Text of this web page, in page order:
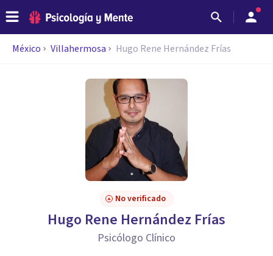
México Villahermosa Hugo Rene Hernández Frías
No verificado
Hugo Rene Hernández Frías
Psicólogo Clínico